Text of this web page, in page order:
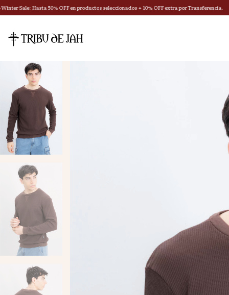
OFF en productos seleccionados + 10% OFF extra por Transferencia. 💳 3 Cuotas Sin